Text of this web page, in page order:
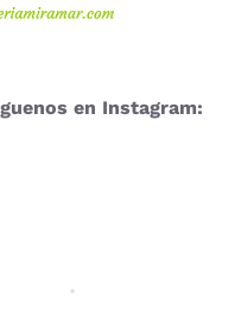
en Instagram: